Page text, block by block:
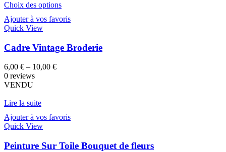
Choix des options
Ajouter à vos favoris
Quick View
Cadre Vintage Broderie
6,00 € – 10,00 €
0 reviews
VENDU
Lire la suite
Ajouter à vos favoris
Quick View
Peinture Sur Toile Bouquet de fleurs